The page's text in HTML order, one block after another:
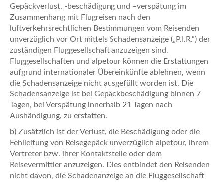
Gepäckverlust, -beschädigung und –verspätung im
Zusammenhang mit Flugreisen nach den
luftverkehrsrechtlichen Bestimmungen vom Reisenden
unverzüglich vor Ort mittels Schadensanzeige („P.I.R.“) der
zuständigen Fluggesellschaft anzuzeigen sind.
Fluggesellschaften und alpetour können die Erstattungen
aufgrund internationaler Übereinkünfte ablehnen, wenn
die Schadensanzeige nicht ausgefüllt worden ist. Die
Schadensanzeige ist bei Gepäckbeschädigung binnen 7
Tagen, bei Verspätung innerhalb 21 Tagen nach
Aushändigung, zu erstatten.
b) Zusätzlich ist der Verlust, die Beschädigung oder die
Fehlleitung von Reisegepäck unverzüglich alpetour, ihrem
Vertreter bzw. ihrer Kontaktstelle oder dem
Reisevermittler anzuzeigen. Dies entbindet den Reisenden
nicht davon, die Schadenanzeige an die Fluggesellschaft